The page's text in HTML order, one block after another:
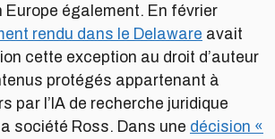
Europe également. En février
rendu dans le Delaware avait
cette exception au droit d’auteur
protégés appartenant à
par l’IA de recherche juridique
société Ross. Dans une décision «